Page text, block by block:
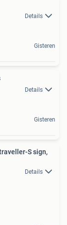
Details
Gisteren
Details
Gisteren
S sign,
Details